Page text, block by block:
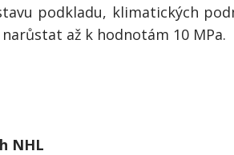
podkladu, klimatických
až k hodnotám 10 MPa.
NHL